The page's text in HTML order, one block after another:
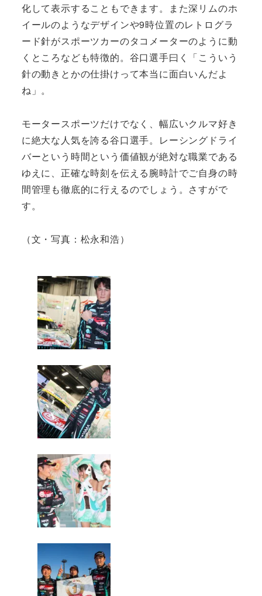
化して表示することもできます。また深リムのホ
イールのようなデザインや9時位置のレトログラ
ード針がスポーツカーのタコメーターのように動
くところなども特徴的。谷口選手曰く「こういう
針の動きとかの仕掛けって本当に面白いんだよ
ね」。
モータースポーツだけでなく、幅広いクルマ好き
に絶大な人気を誇る谷口選手。レーシングドライ
バーという時間という価値観が絶対な職業である
ゆえに、正確な時刻を伝える腕時計でご自身の時
間管理も徹底的に行えるのでしょう。さすがで
す。
（文・写真：松永和浩）